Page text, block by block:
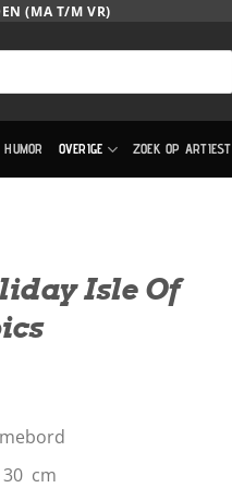
(MA T/M VR)
HUMOR OVERIGE ZOEK OP ARTIEST
Isle Of
30 cm